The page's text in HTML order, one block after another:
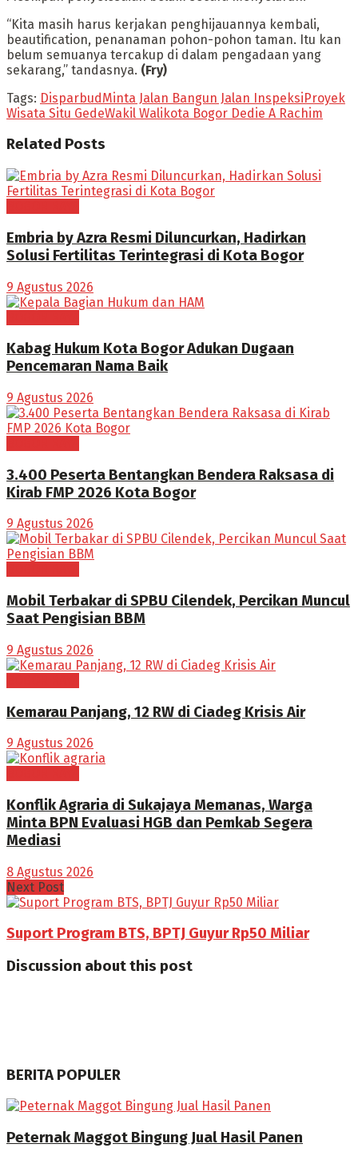
“Kita masih harus kerjakan penghijauannya kembali,
beautification, penanaman pohon-pohon taman. Itu kan
belum semuanya tercakup di dalam pengadaan yang
sekarang,” tandasnya. (Fry)
Tags: DisparbudMinta Jalan Bangun Jalan InspeksiProyek
Wisata Situ GedeWakil Walikota Bogor Dedie A Rachim
Related Posts
Embria by Azra Resmi Diluncurkan, Hadirkan
Solusi Fertilitas Terintegrasi di Kota Bogor
9 Agustus 2026
Kabag Hukum Kota Bogor Adukan Dugaan
Pencemaran Nama Baik
9 Agustus 2026
3.400 Peserta Bentangkan Bendera Raksasa di
Kirab FMP 2026 Kota Bogor
9 Agustus 2026
Mobil Terbakar di SPBU Cilendek, Percikan Muncul
Saat Pengisian BBM
9 Agustus 2026
Kemarau Panjang, 12 RW di Ciadeg Krisis Air
9 Agustus 2026
Konflik Agraria di Sukajaya Memanas, Warga
Minta BPN Evaluasi HGB dan Pemkab Segera
Mediasi
8 Agustus 2026
Next Post
Suport Program BTS, BPTJ Guyur Rp50 Miliar
Discussion about this post
BERITA POPULER
Peternak Maggot Bingung Jual Hasil Panen